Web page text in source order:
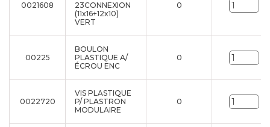
0021608
23CONNEXION
(11x16+12x10)
VERT
0
00225
BOULON
PLASTIQUE A/
ÉCROU ENC
0
0022720
VIS PLASTIQUE
P/ PLASTRON
MODULAIRE
0